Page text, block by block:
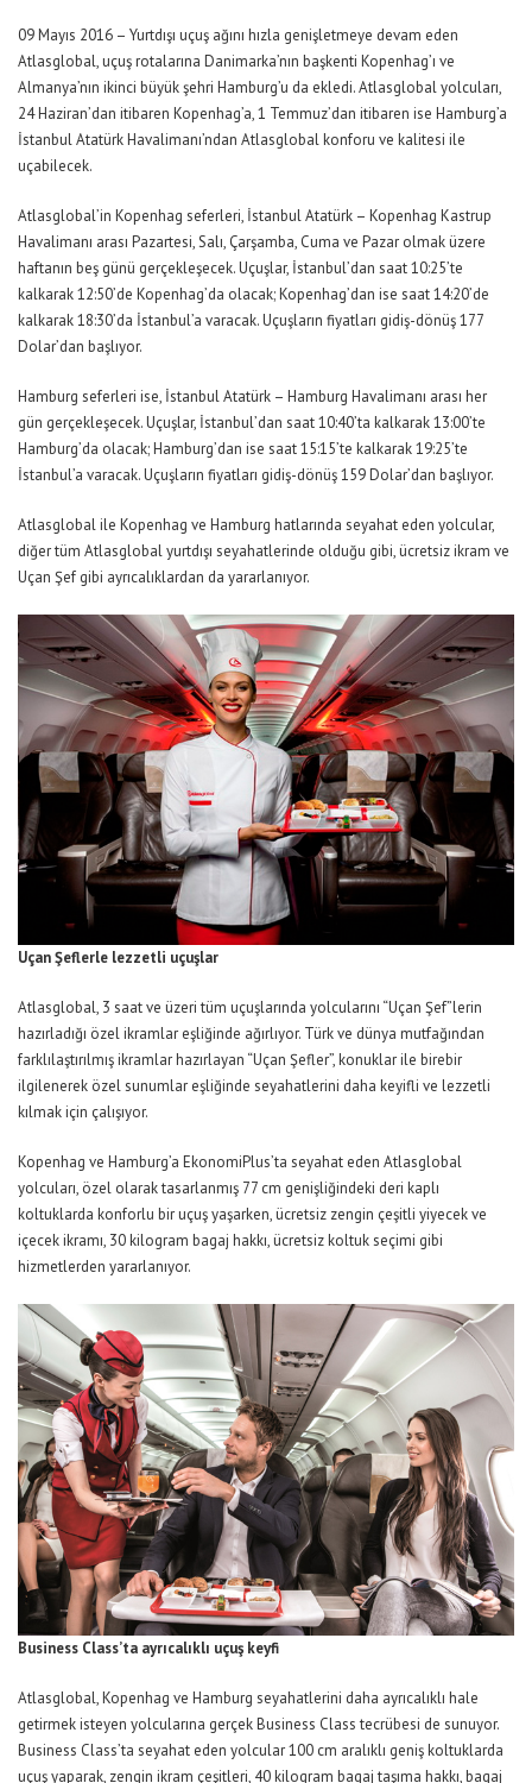
09 Mayıs 2016 – Yurtdışı uçuş ağını hızla genişletmeye devam eden
Atlasglobal, uçuş rotalarına Danimarka’nın başkenti Kopenhag’ı ve
Almanya’nın ikinci büyük şehri Hamburg’u da ekledi. Atlasglobal yolcuları,
24 Haziran’dan itibaren Kopenhag’a, 1 Temmuz’dan itibaren ise Hamburg’a
İstanbul Atatürk Havalimanı’ndan Atlasglobal konforu ve kalitesi ile
uçabilecek.
Atlasglobal’in Kopenhag seferleri, İstanbul Atatürk – Kopenhag Kastrup
Havalimanı arası Pazartesi, Salı, Çarşamba, Cuma ve Pazar olmak üzere
haftanın beş günü gerçekleşecek. Uçuşlar, İstanbul’dan saat 10:25’te
kalkarak 12:50’de Kopenhag’da olacak; Kopenhag’dan ise saat 14:20’de
kalkarak 18:30’da İstanbul’a varacak. Uçuşların fiyatları gidiş-dönüş 177
Dolar’dan başlıyor.
Hamburg seferleri ise, İstanbul Atatürk – Hamburg Havalimanı arası her
gün gerçekleşecek. Uçuşlar, İstanbul’dan saat 10:40’ta kalkarak 13:00’te
Hamburg’da olacak; Hamburg’dan ise saat 15:15’te kalkarak 19:25’te
İstanbul’a varacak. Uçuşların fiyatları gidiş-dönüş 159 Dolar’dan başlıyor.
Atlasglobal ile Kopenhag ve Hamburg hatlarında seyahat eden yolcular,
diğer tüm Atlasglobal yurtdışı seyahatlerinde olduğu gibi, ücretsiz ikram ve
Uçan Şef gibi ayrıcalıklardan da yararlanıyor.
Uçan Şeflerle lezzetli uçuşlar
Atlasglobal, 3 saat ve üzeri tüm uçuşlarında yolcularını “Uçan Şef”lerin
hazırladığı özel ikramlar eşliğinde ağırlıyor. Türk ve dünya mutfağından
farklılaştırılmış ikramlar hazırlayan “Uçan Şefler”, konuklar ile birebir
ilgilenerek özel sunumlar eşliğinde seyahatlerini daha keyifli ve lezzetli
kılmak için çalışıyor.
Kopenhag ve Hamburg’a EkonomiPlus’ta seyahat eden Atlasglobal
yolcuları, özel olarak tasarlanmış 77 cm genişliğindeki deri kaplı
koltuklarda konforlu bir uçuş yaşarken, ücretsiz zengin çeşitli yiyecek ve
içecek ikramı, 30 kilogram bagaj hakkı, ücretsiz koltuk seçimi gibi
hizmetlerden yararlanıyor.
Business Class’ta ayrıcalıklı uçuş keyfi
Atlasglobal, Kopenhag ve Hamburg seyahatlerini daha ayrıcalıklı hale
getirmek isteyen yolcularına gerçek Business Class tecrübesi de sunuyor.
Business Class’ta seyahat eden yolcular 100 cm aralıklı geniş koltuklarda
uçuş yaparak, zengin ikram çeşitleri, 40 kilogram bagaj taşıma hakkı, bagaj